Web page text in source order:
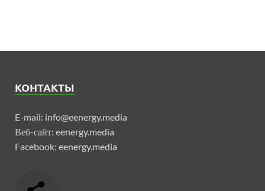
КОНТАКТЫ
E-mail: info@eenergy.media
Веб-сайт: eenergy.media
Facebook: eenergy.media